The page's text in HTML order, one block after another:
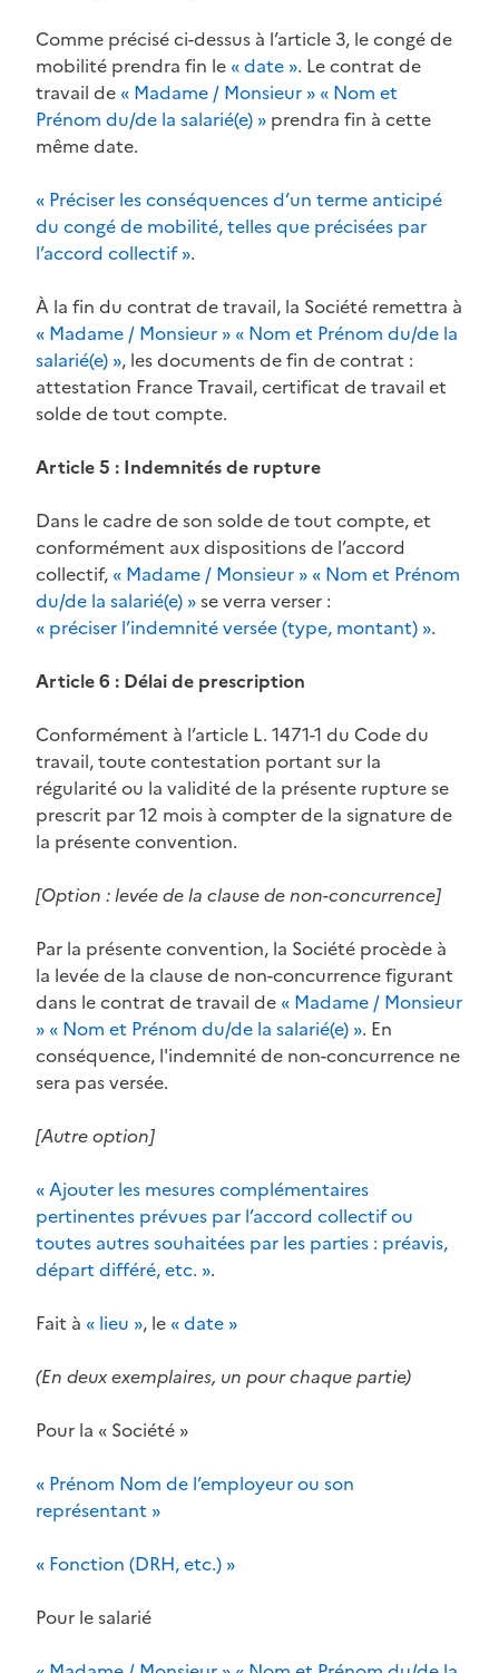
Comme précisé ci-dessus à l’article 3, le congé de
mobilité prendra fin le « date ». Le contrat de
travail de « Madame / Monsieur » « Nom et
Prénom du/de la salarié(e) » prendra fin à cette
même date.
« Préciser les conséquences d’un terme anticipé
du congé de mobilité, telles que précisées par
l’accord collectif ».
À la fin du contrat de travail, la Société remettra à
« Madame / Monsieur » « Nom et Prénom du/de la
salarié(e) », les documents de fin de contrat :
attestation France Travail, certificat de travail et
solde de tout compte.
Article 5 : Indemnités de rupture
Dans le cadre de son solde de tout compte, et
conformément aux dispositions de l’accord
collectif, « Madame / Monsieur » « Nom et Prénom
du/de la salarié(e) »se verra verser :
« préciser l’indemnité versée (type, montant) ».
Article 6 : Délai de prescription
Conformément à l’article L. 1471-1 du Code du
travail, toute contestation portant sur la
régularité ou la validité de la présente rupture se
prescrit par 12 mois à compter de la signature de
la présente convention.
[Option : levée de la clause de non-concurrence]
Par la présente convention, la Société procède à
la levée de la clause de non-concurrence figurant
dans le contrat de travail de « Madame / Monsieur
» « Nom et Prénom du/de la salarié(e) ». En
conséquence, l'indemnité de non-concurrence ne
sera pas versée.
[Autre option]
« Ajouter les mesures complémentaires
pertinentes prévues par l’accord collectif ou
toutes autres souhaitées par les parties : préavis,
départ différé, etc. ».
Fait à « lieu », le « date »
(En deux exemplaires, un pour chaque partie)
Pour la « Société »
« Prénom Nom de l’employeur ou son
représentant »
« Fonction (DRH, etc.) »
Pour le salarié